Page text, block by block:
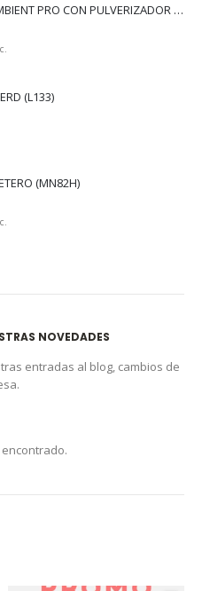
MICRODOR® AMBIENT PRO CON PULVERIZADOR (LB08)
(L133)
(MN82H)
NOVEDADES
entradas al blog, cambios de